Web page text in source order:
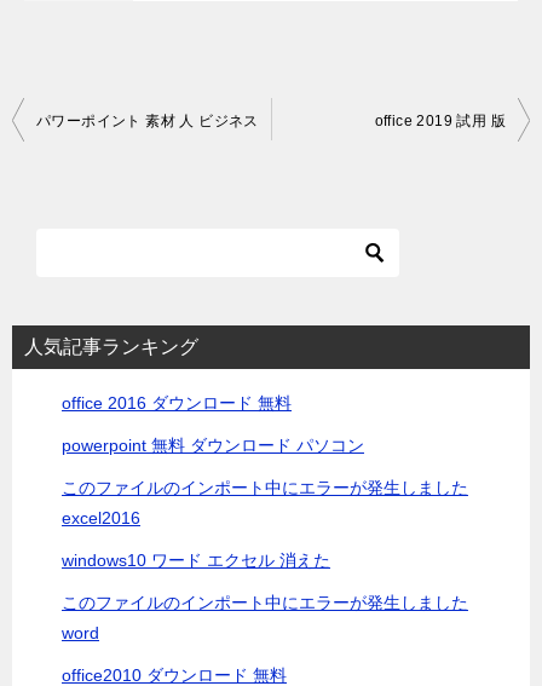
投
シ
パワーポイント 素材 人 ビジネス office 2019 試用 版
人気記事ランキング
office 2016 ダウンロード 無料
powerpoint 無料 ダウンロード パソコン
このファイルのインポート中にエラーが発生しました
excel2016
windows10 ワード エクセル 消えた
このファイルのインポート中にエラーが発生しました
word
office2010 ダウンロード 無料